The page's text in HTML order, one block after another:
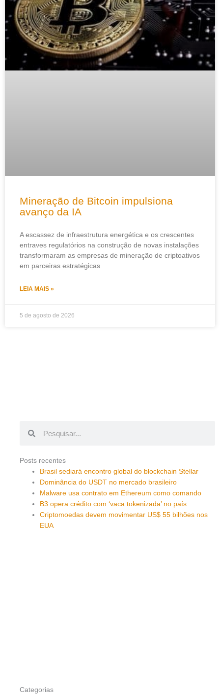
Mineração de Bitcoin impulsiona
avanço da IA
A escassez de infraestrutura energética e os crescentes
entraves regulatórios na construção de novas instalações
transformaram as empresas de mineração de criptoativos
em parceiras estratégicas
LEIA MAIS »
5 de agosto de 2026
Posts recentes
Brasil sediará encontro global do blockchain Stellar
Dominância do USDT no mercado brasileiro
Malware usa contrato em Ethereum como comando
B3 opera crédito com ‘vaca tokenizada’ no país
Criptomoedas devem movimentar US$ 55 bilhões nos
EUA
Categorias